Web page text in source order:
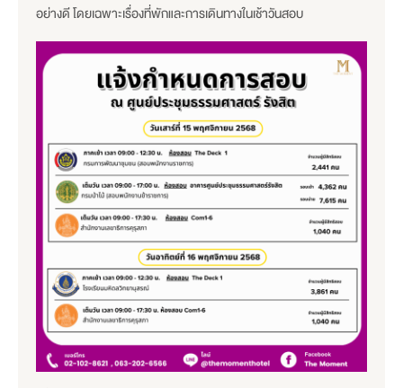
อย่างดี โดยเฉพาะเรื่องที่พักและการเดินทางในเช้าวันสอบ